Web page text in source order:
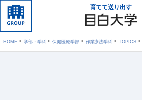
育てて送り出す
HOME 学部・学科 保健医療学部 作業療法学科 TOPICS